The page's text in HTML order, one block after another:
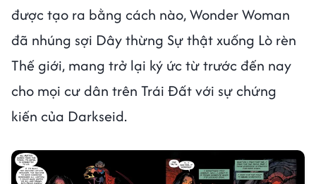
được tạo ra bằng cách nào, Wonder Woman
đã nhúng sợi Dây thừng Sự thật xuống Lò rèn
Thế giới, mang trở lại ký ức từ trước đến nay
cho mọi cư dân trên Trái Đất với sự chứng
kiến của Darkseid.